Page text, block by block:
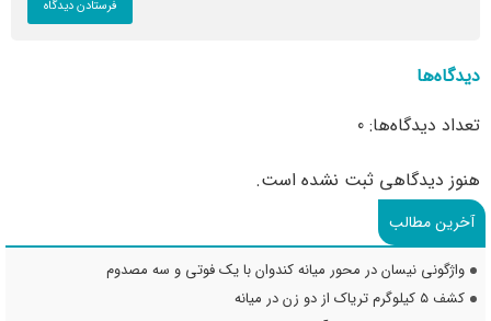
دیدگاه‌ها
تعداد دیدگاه‌ها: 0
هنوز دیدگاهی ثبت نشده است.
آخرین مطالب
واژگونی نیسان در محور میانه کندوان با یک فوتی و سه مصدوم
کشف ۵ کیلوگرم تریاک از دو زن در میانه